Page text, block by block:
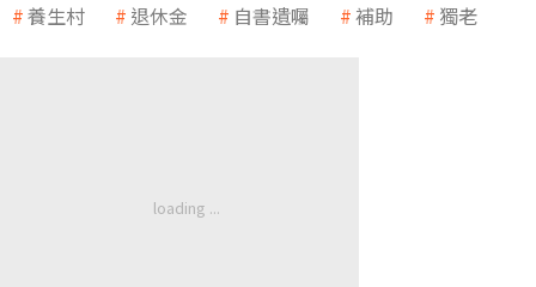
養生村 退休金 自書遺囑 補助 獨老